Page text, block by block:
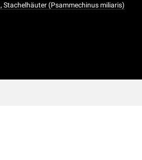
Stachelhäuter (Psammechinus miliaris)